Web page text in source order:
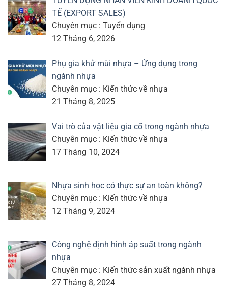
TẾ (EXPORT SALES)
Chuyên mục : Tuyển dụng
12 Tháng 6, 2026
Phụ gia khử mùi nhựa – Ứng dụng trong
ngành nhựa
Chuyên mục : Kiến thức về nhựa
21 Tháng 8, 2025
Vai trò của vật liệu gia cố trong ngành nhựa
Chuyên mục : Kiến thức về nhựa
17 Tháng 10, 2024
Nhựa sinh học có thực sự an toàn không?
Chuyên mục : Kiến thức về nhựa
12 Tháng 9, 2024
Công nghệ định hình áp suất trong ngành
nhựa
Chuyên mục : Kiến thức sản xuất ngành nhựa
27 Tháng 8, 2024